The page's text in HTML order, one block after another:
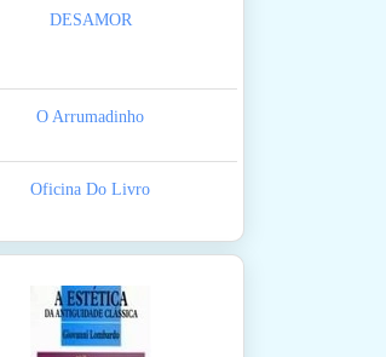
DESAMOR
O Arrumadinho
Oficina Do Livro